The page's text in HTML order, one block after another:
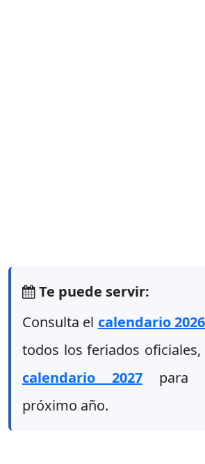
Te puede servir:
Consulta el calendario
todos los feriados
calendario 2027para
próximo año.